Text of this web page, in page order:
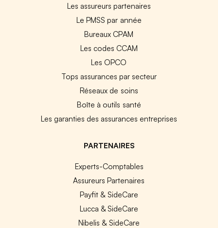
Les assureurs partenaires
Le PMSS par année
Bureaux CPAM
Les codes CCAM
Les OPCO
Tops assurances par secteur
Réseaux de soins
Boîte à outils santé
Les garanties des assurances entreprises
PARTENAIRES
Experts-Comptables
Assureurs Partenaires
Payfit & SideCare
Lucca & SideCare
Nibelis & SideCare